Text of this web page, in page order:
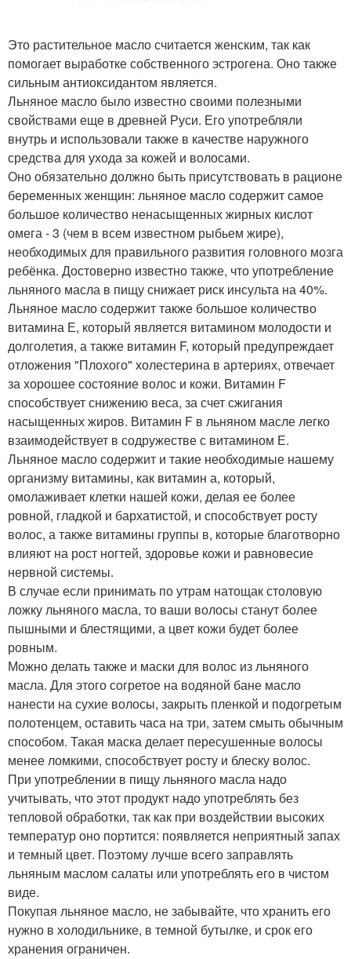
Это растительное масло считается женским, так как
помогает выработке собственного эстрогена. Оно также
сильным антиоксидантом является.
Льняное масло было известно своими полезными
свойствами еще в древней Руси. Его употребляли
внутрь и использовали также в качестве наружного
средства для ухода за кожей и волосами.
Оно обязательно должно быть присутствовать в рационе
беременных женщин: льняное масло содержит самое
большое количество ненасыщенных жирных кислот
омега - 3 (чем в всем известном рыбьем жире),
необходимых для правильного развития головного мозга
ребёнка. Достоверно известно также, что употребление
льняного масла в пищу снижает риск инсульта на 40%.
Льняное масло содержит также большое количество
витамина Е, который является витамином молодости и
долголетия, а также витамин F, который предупреждает
отложения "Плохого" холестерина в артериях, отвечает
за хорошее состояние волос и кожи. Витамин F
способствует снижению веса, за счет сжигания
насыщенных жиров. Витамин F в льняном масле легко
взаимодействует в содружестве с витамином Е.
Льняное масло содержит и такие необходимые нашему
организму витамины, как витамин а, который,
омолаживает клетки нашей кожи, делая ее более
ровной, гладкой и бархатистой, и способствует росту
волос, а также витамины группы в, которые благотворно
влияют на рост ногтей, здоровье кожи и равновесие
нервной системы.
В случае если принимать по утрам натощак столовую
ложку льняного масла, то ваши волосы станут более
пышными и блестящими, а цвет кожи будет более
ровным.
Можно делать также и маски для волос из льняного
масла. Для этого согретое на водяной бане масло
нанести на сухие волосы, закрыть пленкой и подогретым
полотенцем, оставить часа на три, затем смыть обычным
способом. Такая маска делает пересушенные волосы
менее ломкими, способствует росту и блеску волос.
При употреблении в пищу льняного масла надо
учитывать, что этот продукт надо употреблять без
тепловой обработки, так как при воздействии высоких
температур оно портится: появляется неприятный запах
и темный цвет. Поэтому лучше всего заправлять
льняным маслом салаты или употреблять его в чистом
виде.
Покупая льняное масло, не забывайте, что хранить его
нужно в холодильнике, в темной бутылке, и срок его
хранения ограничен.